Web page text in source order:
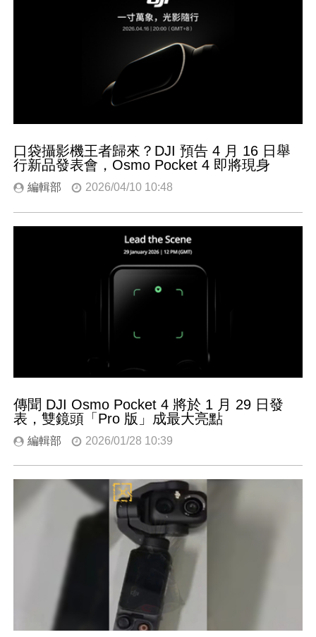
口袋攝影機王者歸來？DJI 預告 4 月 16 日舉
行新品發表會，Osmo Pocket 4 即將現身
編輯部 2026/04/10 10:48
傳聞 DJI Osmo Pocket 4 將於 1 月 29 日發
表，雙鏡頭「Pro 版」成最大亮點
編輯部 2026/01/28 10:39